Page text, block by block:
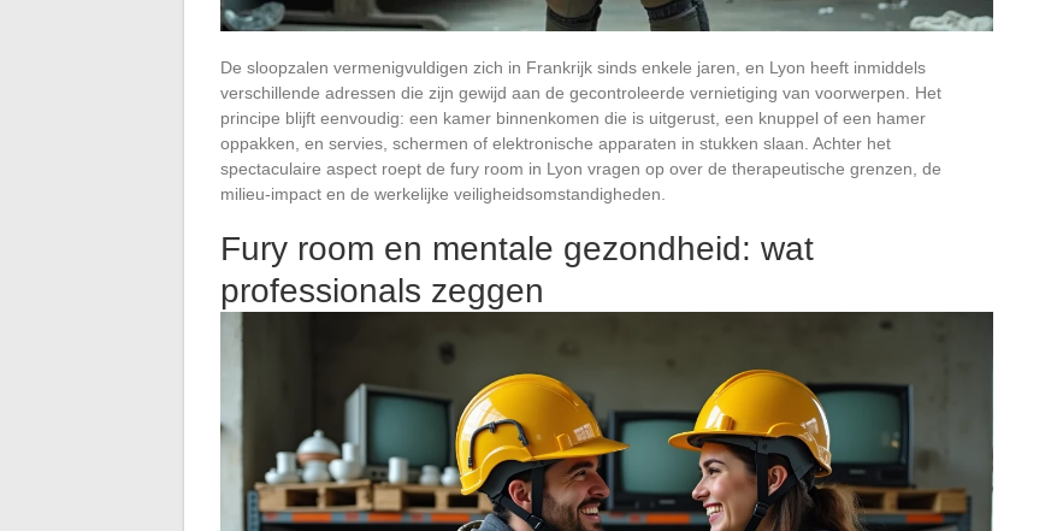
De sloopzalen vermenigvuldigen zich in Frankrijk sinds enkele jaren, en Lyon heeft inmiddels
verschillende adressen die zijn gewijd aan de gecontroleerde vernietiging van voorwerpen. Het
principe blijft eenvoudig: een kamer binnenkomen die is uitgerust, een knuppel of een hamer
oppakken, en servies, schermen of elektronische apparaten in stukken slaan. Achter het
spectaculaire aspect roept de fury room in Lyon vragen op over de therapeutische grenzen, de
milieu-impact en de werkelijke veiligheidsomstandigheden.
Fury room en mentale gezondheid: wat
professionals zeggen